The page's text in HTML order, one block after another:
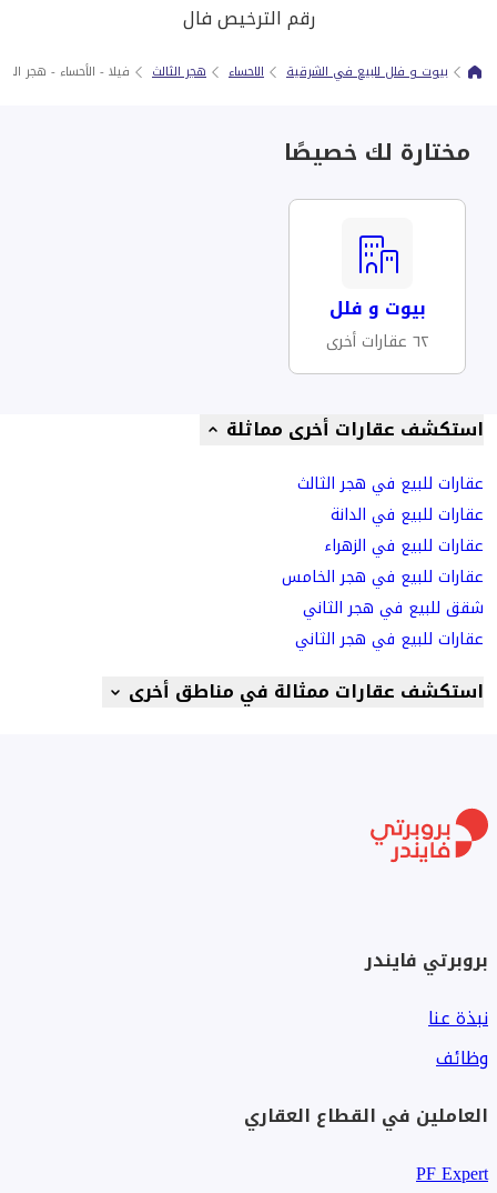
رقم الترخيص فال
بيوت و فلل للبيع في الشرقية الاحساء هجر الثالث فيلا - الأحساء - هجر
مختارة لك خصيصًا
بيوت و فلل
٦٢ عقارات أخرى
استكشف عقارات أخرى مماثلة
عقارات للبيع في هجر الثالث
عقارات للبيع في الدانة
عقارات للبيع في الزهراء
عقارات للبيع في هجر الخامس
شقق للبيع في هجر الثاني
عقارات للبيع في هجر الثاني
استكشف عقارات ممثالة في مناطق أخرى
بروبرتي فايندر
نبذة عنا
وظائف
العاملين في القطاع العقاري
PF Expert